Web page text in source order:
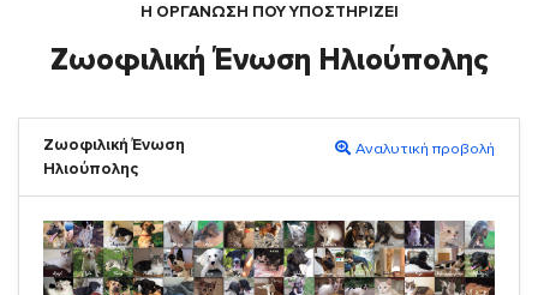
Η ΟΡΓΆΝΩΣΗ ΠΟΥ ΥΠΟΣΤΗΡΙΖΕΙ
Ζωοφιλική Ένωση Ηλιούπολης
Ζωοφιλική Ένωση
Ηλιούπολης
Αναλυτική προβολή